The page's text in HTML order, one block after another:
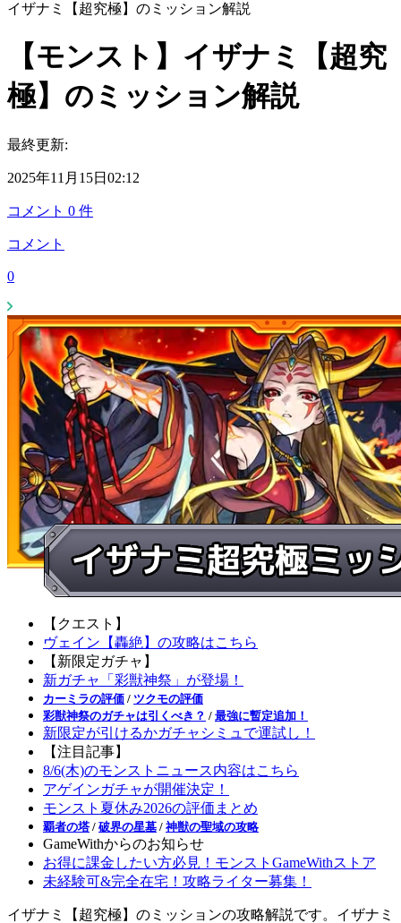
イザナミ【超究極】のミッション解説
【モンスト】イザナミ【超究
極】のミッション解説
最終更新:
2025年11月15日02:12
コメント 0 件
コメント
0
【クエスト】
ヴェイン【轟絶】の攻略はこちら
【新限定ガチャ】
新ガチャ「彩獣神祭」が登場！
カーミラの評価 / ツクモの評価
彩獣神祭のガチャは引くべき？ / 最強に暫定追加！
新限定が引けるかガチャシミュで運試し！
【注目記事】
8/6(木)のモンストニュース内容はこちら
アゲインガチャが開催決定！
モンスト夏休み2026の評価まとめ
覇者の塔 / 破界の星墓 / 神獣の聖域の攻略
GameWithからのお知らせ
お得に課金したい方必見！モンストGameWithストア
未経験可&完全在宅！攻略ライター募集！
イザナミ【超究極】のミッションの攻略解説です。イザナミ